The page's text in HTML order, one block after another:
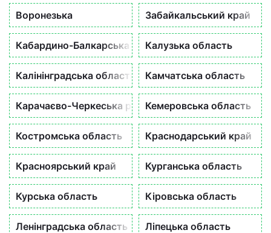
Воронезька Забайкальський край
Кабардино-Балкарська республікКалузька область
Калінінградська область Камчатська область
Карачаєво-Черкеська республікаКемеровська область
Костромська область Краснодарський край
Красноярський край Курганська область
Курська область Кіровська область
Ленінградська область Ліпецька область